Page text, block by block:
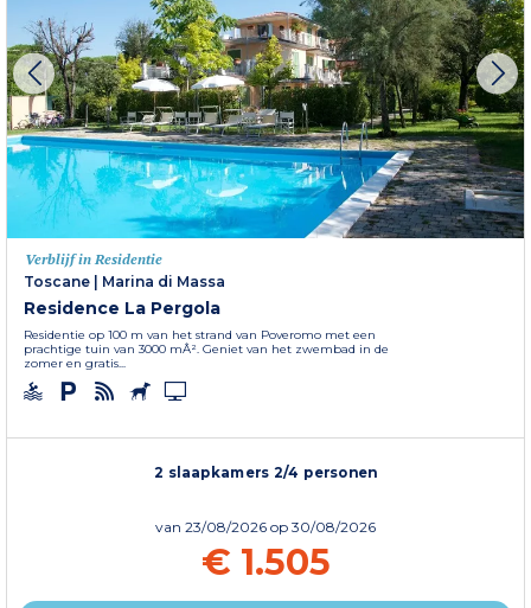
Verblijf in Residentie
Toscane
Marina di Massa
Residence La Pergola
Residentie op 100 m van het strand van Poveromo met een
prachtige tuin van 3000 mÂ². Geniet van het zwembad in de
zomer en gratis...
2 slaapkamers 2/4 personen
van 23/08/2026 op 30/08/2026
€ 1.505